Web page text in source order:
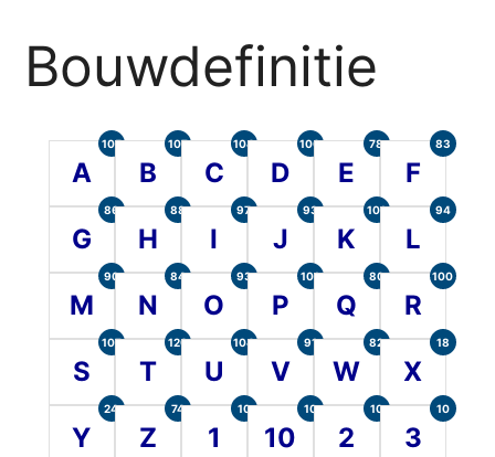
Bouwdefinitie
A
105
B
107
C
104
D
100
E
78
F
83
G
86
H
88
I
97
J
93
K
101
L
94
M
90
N
84
O
93
P
101
Q
80
R
100
S
107
T
120
U
104
V
91
W
82
X
18
Y
24
Z
74
1
10
10
10
2
10
3
10